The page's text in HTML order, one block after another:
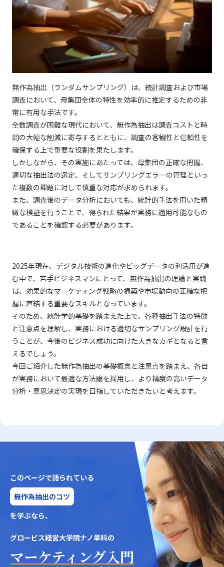
無作為抽出（ランダムサンプリング）は、統計調査および市場
調査において、母集団全体の特性を効率的に推定するための非
常に有用な手法です。
全数調査が困難な現代において、無作為抽出は調査コストと時
間の大幅な削減に寄与するとともに、調査の客観性と信頼性を
確保する上で重要な役割を果たします。
しかしながら、その実施にあたっては、母集団の正確な把握、
適切な抽出法の選定、そしてサンプリングエラーの管理といっ
た複数の課題に対して慎重な対応が求められます。
また、調査後のデータ分析においても、統計的手法を用いた精
緻な検証を行うことで、得られた結果が実務に適用可能なもの
であることを確認する必要があります。
2025年現在、デジタル技術の進化やビッグデータの利活用が進
む中で、若手ビジネスマンにとって、無作為抽出の理論と実践
は、効果的なマーケティング戦略の構築や市場動向の正確な把
握に直結する重要なスキルとなっています。
そのため、統計学的基礎を踏まえた上で、各種抽出手法の特徴
と注意点を理解し、実務における適切なサンプリング設計を行
うことが、今後のビジネス成功に向けた大きなカギとなると言
えるでしょう。
今回ご紹介した無作為抽出の基礎概念と注意点を踏まえ、各自
が実務において最適な方法論を採用し、より精度の高いデータ
分析・意思決定の実現を目指していただきたいと考えます。
このページで語られている
無作為抽出のコツ
を学ぶなら、
グロービス経営大学院ナノ単科の
マーケティング入門